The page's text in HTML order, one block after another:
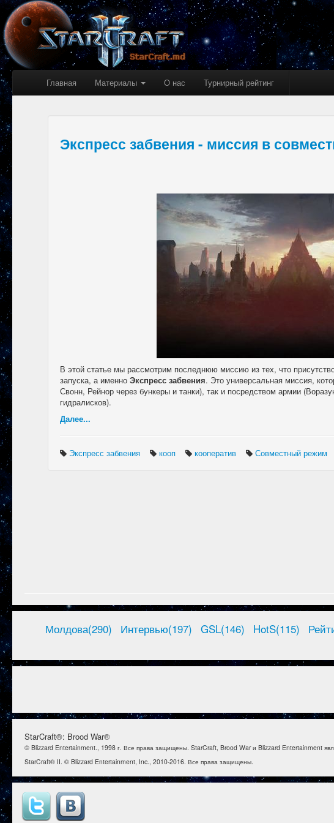
Главная Материалы О нас Турнирный рейтинг
Экспресс забвения - миссия в
В этой статье мы рассмотрим последнюю миссию из тех, что
запуска, а именно Экспресс забвения. Это универсальная миссия,
Свонн, Рейнор через бункеры и танки), так и посредством армии
гидралисков).
Далее...
Экспресс забвения кооп кооператив Совместный режим
Молдова(290) Интервью(197) GSL(146) HotS(115)
StarCraft®: Brood War®
© Blizzard Entertainment., 1998 г. Все права защищены. StarCraft, Brood War и Blizzard Entertainment
StarCraft® II. © Blizzard Entertainment, Inc., 2010-2016. Все права защищены.